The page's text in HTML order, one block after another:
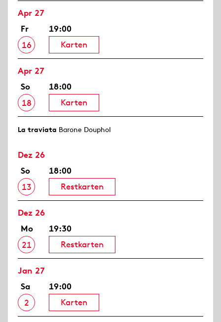
Apr 27
Fr
16
19:00
Karten
Apr 27
So
18
18:00
Karten
La traviata Barone Douphol
Dez 26
So
13
18:00
Restkarten
Dez 26
Mo
21
19:30
Restkarten
Jan 27
Sa
2
19:00
Karten